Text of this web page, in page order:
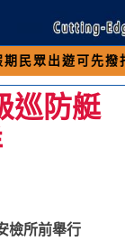
撥打交通 「
巡防艇
檢所前舉行